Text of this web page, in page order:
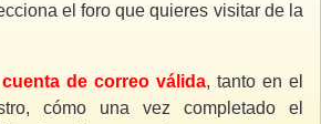
el foro que quieres visitar de la
de correo válida, tanto en el
cómo una vez completado el